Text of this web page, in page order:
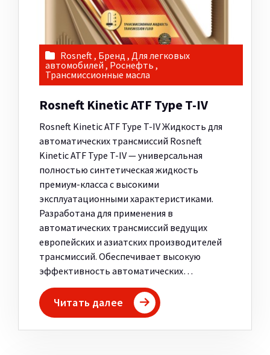
Rosneft, Бренд , Для легковых
автомобилей , Роснефть ,
Трансмиссионные масла
Rosneft Kinetic ATF Type T-IV
Rosneft Kinetic ATF Type T-IV Жидкость для
автоматических трансмиссий Rosneft
Kinetic ATF Type T-IV — универсальная
полностью синтетическая жидкость
премиум-класса с высокими
эксплуатационными характеристиками.
Разработана для применения в
автоматических трансмиссий ведущих
европейских и азиатских производителей
трансмиссий. Обеспечивает высокую
эффективность автоматических…
Читать далее